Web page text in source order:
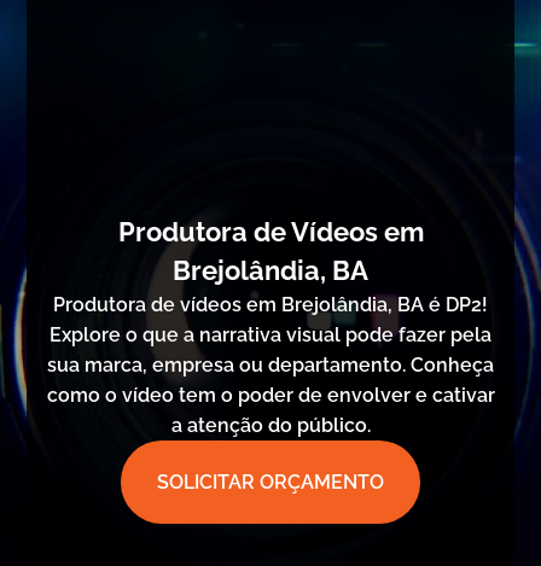
Produtora de Vídeos em
Brejolândia, BA
Produtora de vídeos em Brejolândia, BA é DP2!
Explore o que a narrativa visual pode fazer pela
sua marca, empresa ou departamento. Conheça
como o vídeo tem o poder de envolver e cativar
a atenção do público.
SOLICITAR ORÇAMENTO